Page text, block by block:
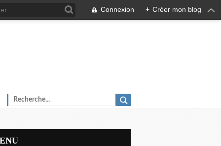
Connexion + Créer mon blog
MENU